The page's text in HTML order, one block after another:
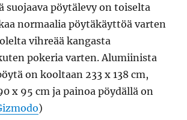
suojaava pöytälevy on toiselta
normaalia pöytäkäyttöä varten
vihreää kangasta
pokeria varten. Alumiinista
on kooltaan 233 x 138 cm,
x 95 cm ja painoa pöydällä on
)